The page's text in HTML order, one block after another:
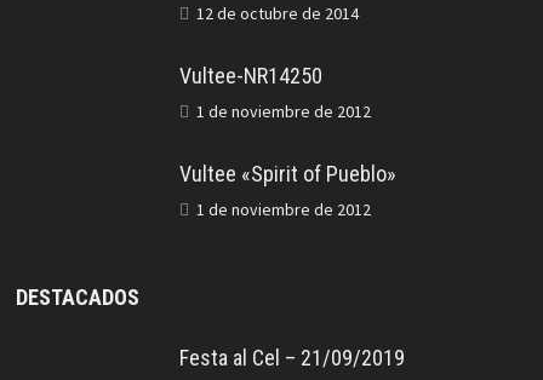
12 de octubre de 2014
Vultee-NR14250
1 de noviembre de 2012
Vultee «Spirit of Pueblo»
1 de noviembre de 2012
DESTACADOS
Festa al Cel – 21/09/2019